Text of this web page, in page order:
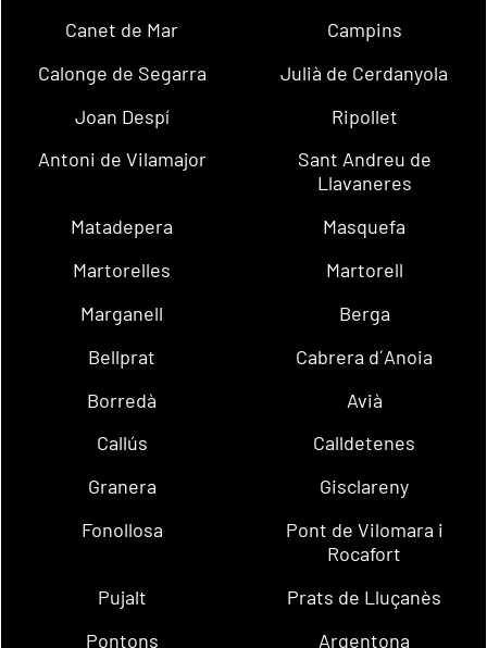
Canet de Mar
Campins
Calonge de Segarra
Julià de Cerdanyola
Joan Despí
Ripollet
Antoni de Vilamajor
Sant Andreu de
Llavaneres
Matadepera
Masquefa
Martorelles
Martorell
Marganell
Berga
Bellprat
Cabrera d´Anoia
Borredà
Avià
Callús
Calldetenes
Granera
Gisclareny
Fonollosa
Pont de Vilomara i
Rocafort
Pujalt
Prats de Lluçanès
Pontons
Argentona